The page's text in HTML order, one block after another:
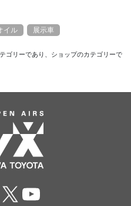
イル 展示車
ゴリーであり、ショップのカテゴリーで
X YouTube